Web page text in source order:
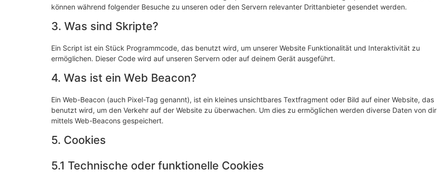
können während folgender Besuche zu unseren oder den Servern relevanter Drittanbieter gesendet werden.
3. Was sind Skripte?
Ein Script ist ein Stück Programmcode, das benutzt wird, um unserer Website Funktionalität und Interaktivität zu
ermöglichen. Dieser Code wird auf unseren Servern oder auf deinem Gerät ausgeführt.
4. Was ist ein Web Beacon?
Ein Web-Beacon (auch Pixel-Tag genannt), ist ein kleines unsichtbares Textfragment oder Bild auf einer Website, das
benutzt wird, um den Verkehr auf der Website zu überwachen. Um dies zu ermöglichen werden diverse Daten von dir
mittels Web-Beacons gespeichert.
5. Cookies
5.1 Technische oder funktionelle Cookies